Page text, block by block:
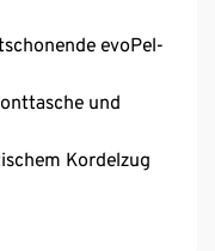
evoPel-
und
Kordelzug
verstaubar und